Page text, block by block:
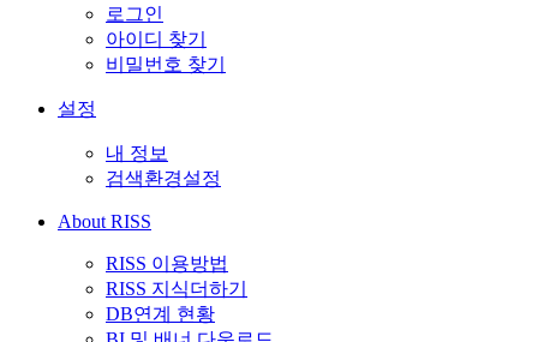
로그인
아이디 찾기
비밀번호 찾기
설정
내 정보
검색환경설정
About RISS
RISS 이용방법
RISS 지식더하기
DB연계 현황